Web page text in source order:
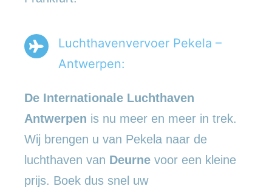
Luchthavenvervoer Pekela –
Antwerpen:
De Internationale Luchthaven
Antwerpen is nu meer en meer in trek.
Wij brengen u van Pekela naar de
luchthaven van Deurne voor een kleine
prijs. Boek dus snel uw